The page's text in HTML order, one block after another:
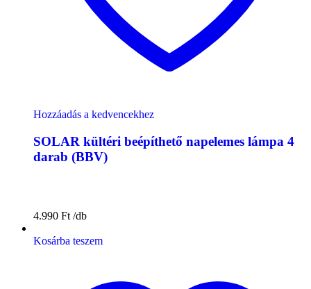
Hozzáadás a kedvencekhez
SOLAR kültéri beépíthető napelemes lámpa 4
darab (BBV)
4.990 Ft
Kosárba teszem